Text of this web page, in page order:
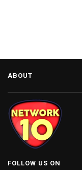
ABOUT
FOLLOW US ON